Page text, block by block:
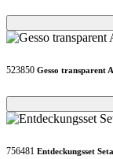
Loading...
Loading...
523850 Gesso transparent
Loading...
Loading...
756481 Entdeckungsset